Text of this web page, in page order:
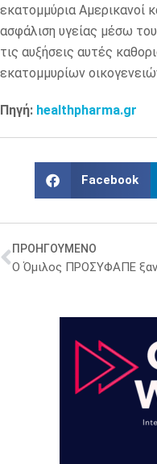
εκατομμύρια
ασφάλιση υγείας μέσω
τις αυξήσεις αυτές
εκατομμυρίων
Πηγή: healthpharma.gr
Facebook
ΠΡΟΗΓΟΥΜΕΝΟ